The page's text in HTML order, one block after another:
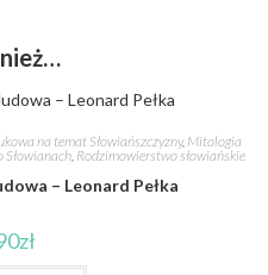
na temat Słowiańszczyzny, Mitologia
Słowianach, Rodzimowierstwo słowiańskie
– Leonard Pełka
zł